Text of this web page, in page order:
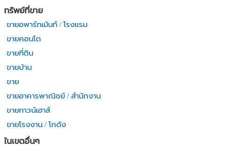
ทรัพย์ที่ขาย
ขายอพาร์ทเม้นท์ / โรงแรม
ขายคอนโด
ขายที่ดิน
ขายบ้าน
ขาย
ขายอาคารพาณิชย์ / สำนักงาน
ขายทาวน์เฮาส์
ขายโรงงาน / โกดัง
ในเขตอื่นๆ